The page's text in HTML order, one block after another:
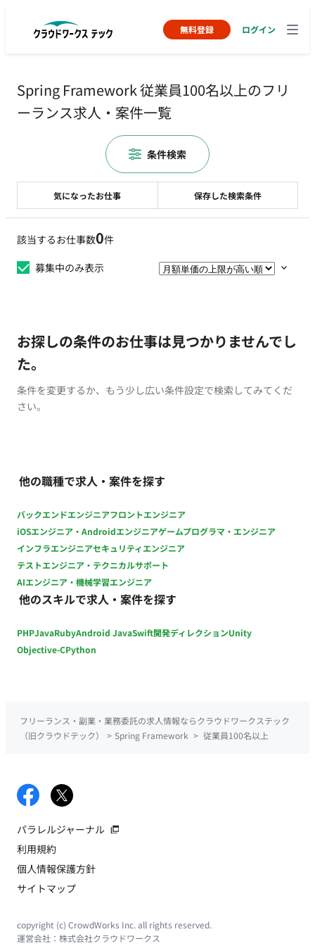
無料登録 ログイン
Spring Framework 従業員100名以上のフリ
ーランス求人・案件一覧
該当するお仕事数0件
募集中のみ表示
お探しの条件のお仕事は見つかりませんでし
た。
条件を変更するか、もう少し広い条件設定で検索してみてくだ
さい。
他の職種で求人・案件を探す
バックエンドエンジニアフロントエンジニア
iOSエンジニア・Androidエンジニアゲームプログラマ・エンジニア
インフラエンジニアセキュリティエンジニア
テストエンジニア・テクニカルサポート
AIエンジニア・機械学習エンジニア
他のスキルで求人・案件を探す
PHPJavaRubyAndroid JavaSwift開発ディレクションUnity
Objective-CPython
気になったお仕事 保存した検索条件
条件検索
フリーランス・副業・業務委託の求人情報ならクラウドワークステック
（旧クラウドテック）
> Spring Framework > 従業員100名以上
パラレルジャーナル
利用規約
個人情報保護方針
サイトマップ
copyright (c) CrowdWorks Inc. all rights reserved.
運営会社： 株式会社クラウドワークス